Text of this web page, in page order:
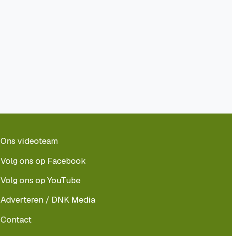
Ons videoteam
Volg ons op Facebook
Volg ons op YouTube
Adverteren / DNK Media
Contact